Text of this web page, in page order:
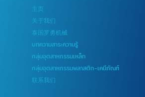
主页
关于我们
泰国罗勇机械
บทความสาระความรู้
กลุ่มอุตสาหกรรมเหล็ก
กลุ่มอุตสาหกรรมพลาสติก-เคมีภัณฑ์
联系我们